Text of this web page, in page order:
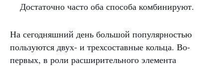
Достаточно часто оба способа комбинируют.
На сегодняшний день большой популярностью
пользуются двух- и трехсоставные кольца. Во-
первых, в роли расширительного элемента